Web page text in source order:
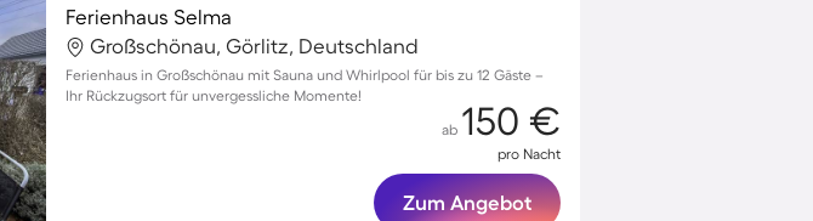
Ferienhaus Selma
Großschönau, Görlitz, Deutschland
Ferienhaus in Großschönau mit Sauna und Whirlpool für bis zu 12 Gäste –
Ihr Rückzugsort für unvergessliche Momente!
ab 150 €
pro Nacht
Zum Angebot